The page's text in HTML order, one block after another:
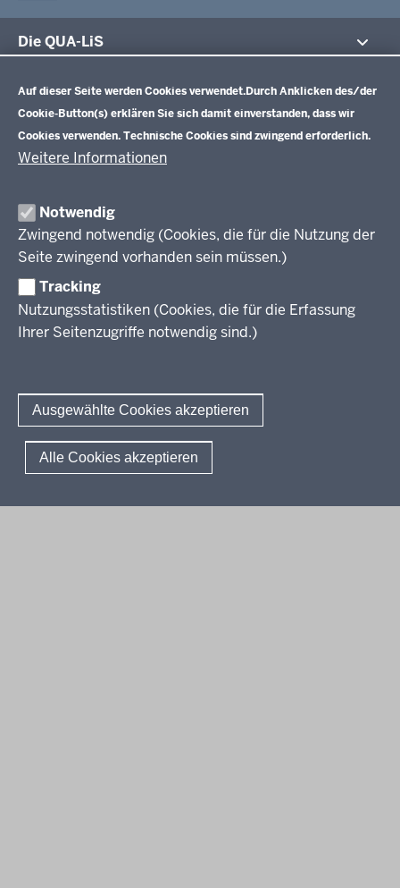
Auf dieser Seite werden Cookies verwendet.Durch Anklicken des/der
Cookie-Button(s) erklären Sie sich damit einverstanden, dass wir
Cookies verwenden. Technische Cookies sind zwingend erforderlich.
Weitere Informationen
Notwendig
Zwingend notwendig (Cookies, die für die Nutzung der
Seite zwingend vorhanden sein müssen.)
Tracking
Nutzungsstatistiken (Cookies, die für die Erfassung
Ihrer Seitenzugriffe notwendig sind.)
Ausgewählte Cookies akzeptieren
Alle Cookies akzeptieren
Die QUA-LiS
Leitbild
Stellenangebote
Über uns
Schulentwicklung NRW
Schulentwicklung
Unterricht
Professionalisierung
Standardsicherung NRW
Berufsbildung NRW
Erwachsenenbildung
Wir über uns
Berichtswesen Weiterbildung
ElternMitWirkung NRW
KI:EB
Amtsblattabonnieren
© 2026 QUA-LiS
Fußzeile
Impressum Datenschutzerklärung